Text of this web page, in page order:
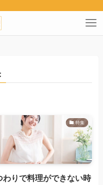
ィア「食の便り」
特集
わりで料理ができない時